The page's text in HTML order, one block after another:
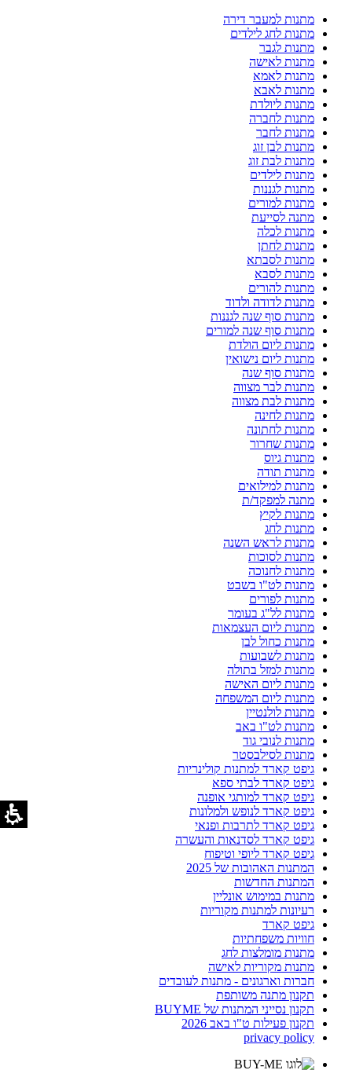
מתנות למעבר דירה
מתנות לחג לילדים
מתנות לגבר
מתנות לאישה
מתנות לאמא
מתנות לאבא
מתנות ליולדת
מתנות לחברה
מתנות לחבר
מתנות לבן זוג
מתנות לבת זוג
מתנות לילדים
מתנות לגננות
מתנות למורים
מתנה לסייעת
מתנות לכלה
מתנות לחתן
מתנות לסבתא
מתנות לסבא
מתנות להורים
מתנות לדודה ולדוד
מתנות סוף שנה לגננות
מתנות סוף שנה למורים
מתנות ליום הולדת
מתנות ליום נישואין
מתנות סוף שנה
מתנות לבר מצווה
מתנות לבת מצווה
מתנות לחינה
מתנות לחתונה
מתנות שחרור
מתנות גיוס
מתנות תודה
מתנות למילואים
מתנה למפקד/ת
מתנות לקיץ
מתנות לחג
מתנות לראש השנה
מתנות לסוכות
מתנות לחנוכה
מתנות לט"ו בשבט
מתנות לפורים
מתנות לל"ג בעומר
מתנות ליום העצמאות
מתנות כחול לבן
מתנות לשבועות
מתנות למזל בתולה
מתנות ליום האישה
מתנות ליום המשפחה
מתנות לולנטיין
מתנות לט"ו באב
מתנות לנובי גוד
מתנות לסילבסטר
גיפט קארד למתנות קולינריות
גיפט קארד לבתי ספא
גיפט קארד למותגי אופנה
גיפט קארד לנופש ולמלונות
גיפט קארד לתרבות ופנאי
גיפט קארד לסדנאות והעשרה
גיפט קארד ליופי וטיפוח
המתנות האהובות של 2025
המתנות החדשות
מתנות במימוש אונליין
רעיונות למתנות מקוריות
גיפט קארד
חוויות משפחתיות
מתנות מומלצות לחג
מתנות מקוריות לאישה
חברות וארגונים - מתנות לעובדים
תקנון מתנה משותפת
תקנון נסייני המתנות של BUYME
תקנון פעילות ט"ו באב 2026
privacy policy